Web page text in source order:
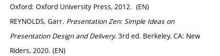
Oxford: Oxford University Press, 2012. (EN)
REYNOLDS, Garr. Presentation Zen: Simple Ideas on
Presentation Design and Delivery. 3rd ed. Berkeley, CA: New
Riders, 2020. (EN)